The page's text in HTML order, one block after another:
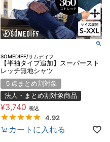
SOMEDIFF/サムディフ
【半袖タイプ追加】スーパースト
レッチ無地シャツ
５点まとめ割対象
法人・まとめ割対象商品
¥3,740 税込
4.92
カートに入れる